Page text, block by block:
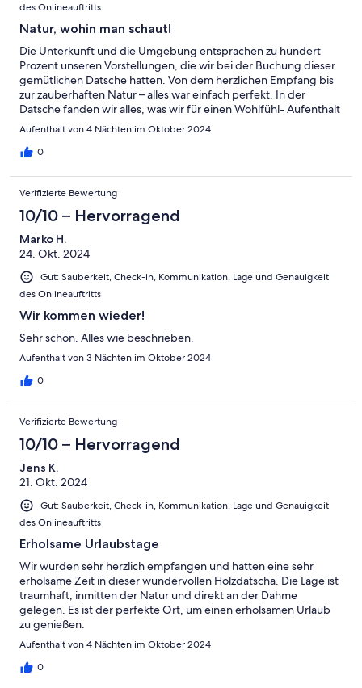
des Onlineauftritts
Natur, wohin man schaut!
Die Unterkunft und die Umgebung entsprachen zu hundert
Prozent unseren Vorstellungen, die wir bei der Buchung dieser
gemütlichen Datsche hatten. Von dem herzlichen Empfang bis
zur zauberhaften Natur – alles war einfach perfekt. In der
Datsche fanden wir alles, was wir für einen Wohlfühl- Aufenthalt
benötigten. Herzlichen Dank!
Aufenthalt von 4 Nächten im Oktober 2024
0
Verifizierte Bewertung
10/10 – Hervorragend
Marko H.
24. Okt. 2024
Gut: Sauberkeit, Check-in, Kommunikation, Lage und Genauigkeit
des Onlineauftritts
Wir kommen wieder!
Sehr schön. Alles wie beschrieben.
Aufenthalt von 3 Nächten im Oktober 2024
0
Verifizierte Bewertung
10/10 – Hervorragend
Jens K.
21. Okt. 2024
Gut: Sauberkeit, Check-in, Kommunikation, Lage und Genauigkeit
des Onlineauftritts
Erholsame Urlaubstage
Wir wurden sehr herzlich empfangen und hatten eine sehr
erholsame Zeit in dieser wundervollen Holzdatscha. Die Lage ist
traumhaft, inmitten der Natur und direkt an der Dahme
gelegen. Es ist der perfekte Ort, um einen erholsamen Urlaub
zu genießen.
Aufenthalt von 4 Nächten im Oktober 2024
0